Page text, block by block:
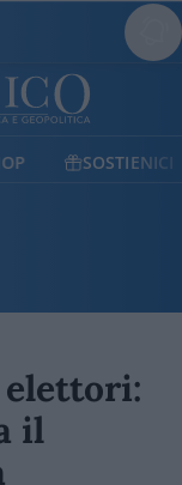
SOSTIENICI
elettori:
il